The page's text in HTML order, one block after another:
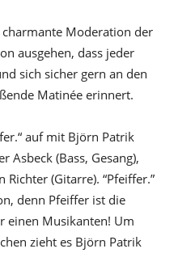
Moderation der
ausgehen, dass jeder
sich sicher gern an den
Matinée erinnert.
auf mit Björn Patrik
Asbeck (Bass, Gesang),
Richter (Gitarre). “Pfeiffer.”
denn Pfeiffer ist die
einen Musikanten! Um
zieht es Björn Patrik